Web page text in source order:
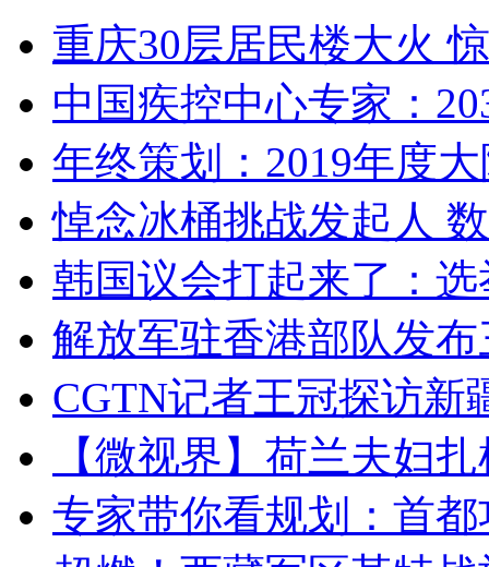
重庆30层居民楼大火
中国疾控中心专家：
年终策划：2019年度
悼念冰桶挑战发起人
韩国议会打起来了：
解放军驻香港部队发
CGTN记者王冠探访新
【微视界】荷兰夫妇
专家带你看规划：首